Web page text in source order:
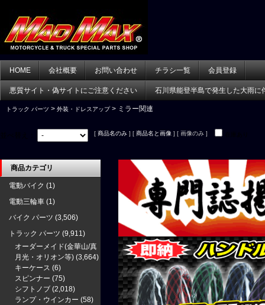
HOME 会社概要 お問い合わせ チラシ一覧 会員登録
悪質サイト・偽サイトにご注意ください 石川県能登半島で発生した大雨に
トラック パーツ > 外装・ドレスアップ> ミラー関連
[ 商品名のみ ] [ 商品名と画像 ] [ 画像のみ ]
商品カテゴリ
電動バイク (1)
電動三輪車 (1)
バイク パーツ (3,506)
トラック パーツ (9,911)
オーダーメイド(金華山/真
月光・オリオン等) (3,664)
キーケース (6)
スピンナー (75)
シフトノブ (2,018)
ランプ・ウインカー (58)